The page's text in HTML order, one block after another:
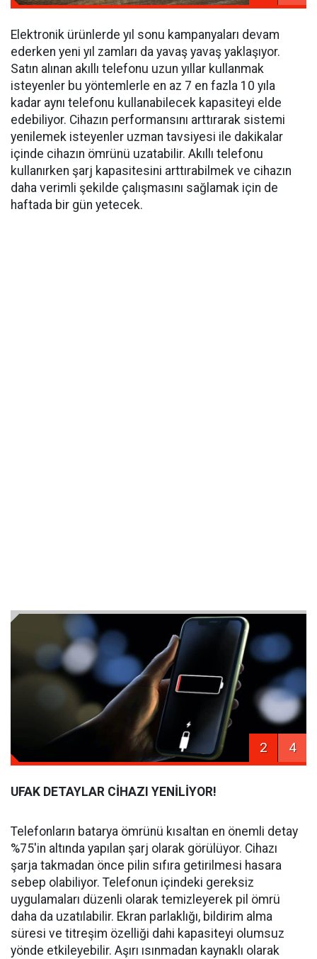
Elektronik ürünlerde yıl sonu kampanyaları devam
ederken yeni yıl zamları da yavaş yavaş yaklaşıyor.
Satın alınan akıllı telefonu uzun yıllar kullanmak
isteyenler bu yöntemlerle en az 7 en fazla 10 yıla
kadar aynı telefonu kullanabilecek kapasiteyi elde
edebiliyor. Cihazın performansını arttırarak sistemi
yenilemek isteyenler uzman tavsiyesi ile dakikalar
içinde cihazın ömrünü uzatabilir. Akıllı telefonu
kullanırken şarj kapasitesini arttırabilmek ve cihazın
daha verimli şekilde çalışmasını sağlamak için de
haftada bir gün yetecek.
2 4
UFAK DETAYLAR CİHAZI YENİLİYOR!
Telefonların batarya ömrünü kısaltan en önemli detay
%75'in altında yapılan şarj olarak görülüyor. Cihazı
şarja takmadan önce pilin sıfıra getirilmesi hasara
sebep olabiliyor. Telefonun içindeki gereksiz
uygulamaları düzenli olarak temizleyerek pil ömrü
daha da uzatılabilir. Ekran parlaklığı, bildirim alma
süresi ve titreşim özelliği dahi kapasiteyi olumsuz
yönde etkileyebilir. Aşırı ısınmadan kaynaklı olarak